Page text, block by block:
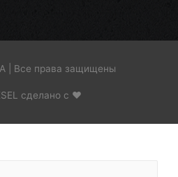
| Все права защищены
сделано с ❤